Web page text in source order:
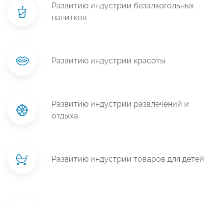
Развитию индустрии безалкогольных
напитков
Развитию индустрии красоты
Развитию индустрии развлечений и
отдыха
Развитию индустрии товаров для детей